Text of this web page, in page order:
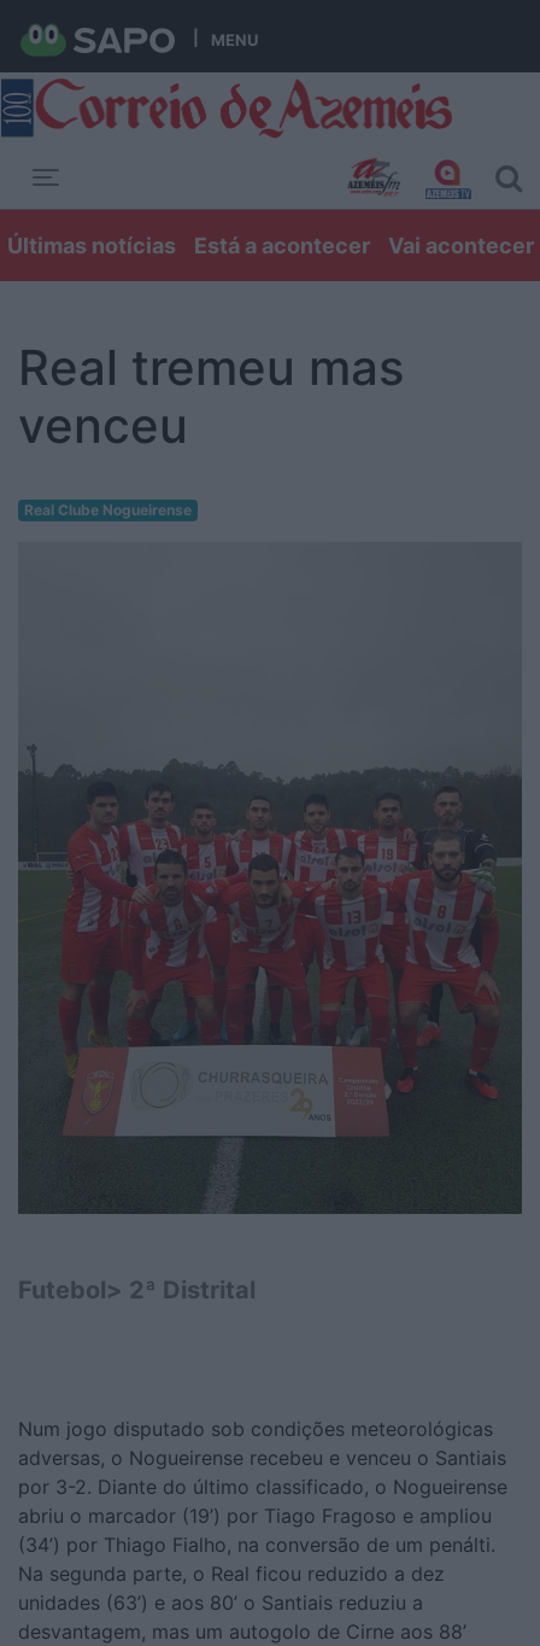
MENU
Últimas notícias Está a acontecer Vai acontecer
Real tremeu mas
venceu
Real Clube Nogueirense
Futebol> 2ª Distrital
Num jogo disputado sob condições meteorológicas
adversas, o Nogueirense recebeu e venceu o Santiais
por 3-2. Diante do último classificado, o Nogueirense
abriu o marcador (19’) por Tiago Fragoso e ampliou
(34’) por Thiago Fialho, na conversão de um penálti.
Na segunda parte, o Real ficou reduzido a dez
unidades (63’) e aos 80’ o Santiais reduziu a
desvantagem, mas um autogolo de Cirne aos 88’